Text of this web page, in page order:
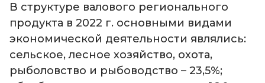
В структуре валового регионального
продукта в 2022 г. основными видами
экономической деятельности являлись:
сельское, лесное хозяйство, охота,
рыболовство и рыбоводство – 23,5%;